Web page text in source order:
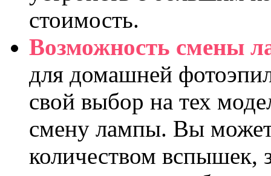
стоимость.
Возможность смены
для домашней
свой выбор на тех
смену лампы. Вы
количеством вспышек,